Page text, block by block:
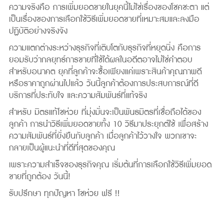
ความจริงคือ การเพิ่มยอดขายในยุคนี้ไม่ใช่เรื่องของโชคชะตา แต่
เป็นเรื่องของการเลือกใช้วิธีเพิ่มยอดขายที่เหมาะสมและลงมือ
ปฏิบัติอย่างจริงจัง
ความแตกต่างระหว่างธุรกิจที่เติบโตกับธุรกิจที่หยุดนิ่ง คือการ
ยอมรับว่ากลยุทธ์การขายที่ใช้ได้ผลในอดีตอาจไม่ใช่คำตอบ
สำหรับอนาคต ยุคที่ลูกค้าจะซื้อเพียงแค่เพราะสินค้าคุณภาพดี
หรือราคาถูกผ่านไปแล้ว วันนี้ลูกค้าต้องการประสบการณ์ที่ดี
บริการที่ประทับใจ และความสัมพันธ์ที่แท้จริง
สำหรับ มิตรแท้โชห่วย ที่มุ่งมั่นจะเป็นพันธมิตรที่เชื่อถือได้ของ
ลูกค้า การนำวิธีเพิ่มยอดขายทั้ง 10 วิธีมาประยุกต์ใช้ เพื่อสร้าง
ความสัมพันธ์ที่ยั่งยืนกับลูกค้า เมื่อลูกค้าไว้วางใจ พวกเขาจะ
กลายเป็นผู้แนะนำที่ดีที่สุดของคุณ
เพราะความสำเร็จของธุรกิจคุณ เริ่มต้นที่การเลือกใช้วิธีเพิ่มยอด
ขายที่ถูกต้อง วันนี้!
รับปรึกษา ทุกปัญหา โชห่วย ฟรี !!